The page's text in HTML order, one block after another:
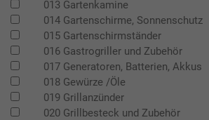
013 Gartenkamine
014 Gartenschirme, Sonnenschutz
015 Gartenschirmständer
016 Gastrogriller und Zubehör
017 Generatoren, Batterien, Akkus
018 Gewürze /Öle
019 Grillanzünder
020 Grillbesteck und Zubehör